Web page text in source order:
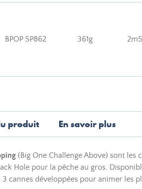
BPOP SP862 361g
produit En savoir plus
(Big One Challenge Above) sont les
Hole pour la pêche au gros.
cannes développées pour animer les